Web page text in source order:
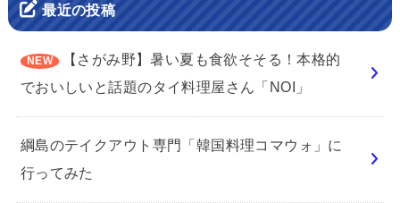
最近の投稿
【さがみ野】暑い夏も食欲そそる！本格的
でおいしいと話題のタイ料理屋さん「NOI」
綱島のテイクアウト専門「韓国料理コマウォ」に
行ってみた